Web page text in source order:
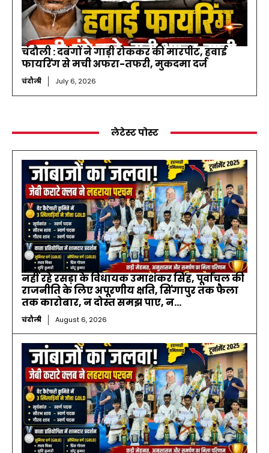
चंदौली : दबंगों ने गाड़ी रोककर की मारपीट, हवाई
फायरिंग से मची अफरा-तफरी, मुकदमा दर्ज
चंदौली July 6, 2026
लेटेस्ट पोस्ट
नहीं रहे रसड़ा के विधायक उमाशंकर सिंह, पूर्वांचल की
राजनीति के लिए अपूरणीय क्षति, सिंगापुर तक फैला
तक कारोबार, न दोस्त समझ पाए, न...
चंदौली August 6, 2026